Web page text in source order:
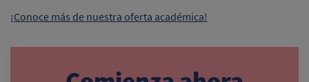
¡Conoce más de nuestra oferta académica!